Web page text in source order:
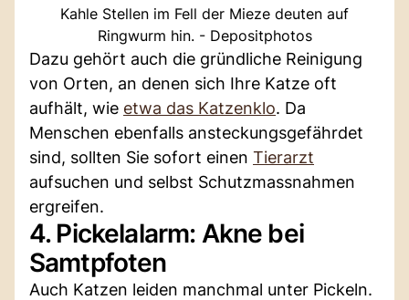
Kahle Stellen im Fell der Mieze deuten auf
Ringwurm hin. - Depositphotos
Dazu gehört auch die gründliche Reinigung
von Orten, an denen sich Ihre Katze oft
aufhält, wie etwa das Katzenklo. Da
Menschen ebenfalls ansteckungsgefährdet
sind, sollten Sie sofort einen Tierarzt
aufsuchen und selbst Schutzmassnahmen
ergreifen.
4. Pickelalarm: Akne bei
Samtpfoten
Auch Katzen leiden manchmal unter Pickeln.